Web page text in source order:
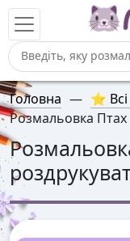
Головна — ⭐
Розмальовка Птах